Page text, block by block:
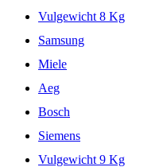
Vulgewicht 8 Kg
Samsung
Miele
Aeg
Bosch
Siemens
Vulgewicht 9 Kg